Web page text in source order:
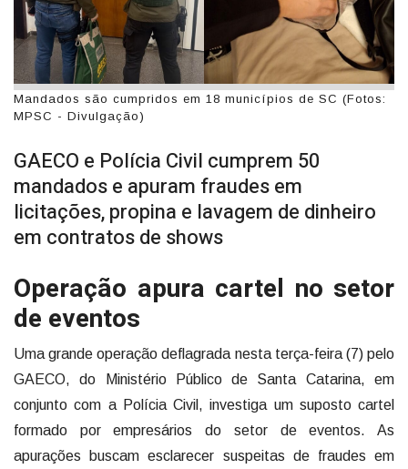
Mandados são cumpridos em 18 municípios de SC (Fotos:
MPSC - Divulgação)
GAECO e Polícia Civil cumprem 50
mandados e apuram fraudes em
licitações, propina e lavagem de dinheiro
em contratos de shows
Operação apura cartel no setor
de eventos
Uma grande operação deflagrada nesta terça-feira (7) pelo
GAECO, do Ministério Público de Santa Catarina, em
conjunto com a Polícia Civil, investiga um suposto cartel
formado por empresários do setor de eventos. As
apurações buscam esclarecer suspeitas de fraudes em